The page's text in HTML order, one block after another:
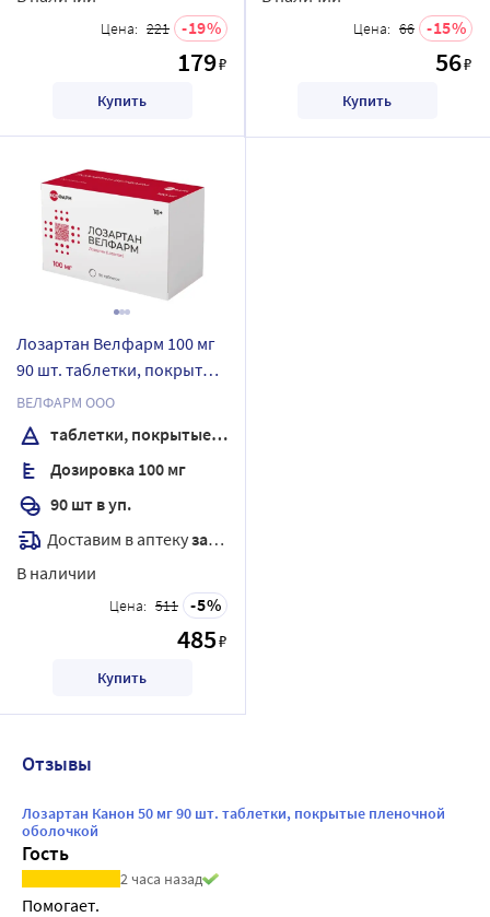
Цена: 221 19
179₽
Купить
Цена: 66 15
56₽
Купить
Лозартан Велфарм 100 мг
90 шт. таблетки, покрытые
пленочной оболочкой
ВЕЛФАРМ ООО
таблетки, покрытые пленочной оболочкой
Дозировка 100 мг
90 шт в уп.
Доставим в аптекузавтра
В наличии
Цена: 511 5
485₽
Купить
Отзывы
Лозартан Канон 50 мг 90 шт. таблетки, покрытые пленочной
оболочкой
Гость
2 часа назад
Помогает.